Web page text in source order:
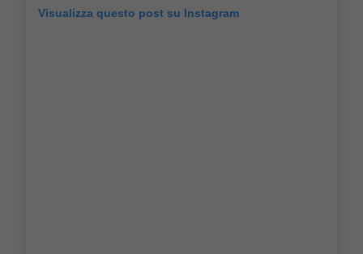
Visualizza questo post su Instagram